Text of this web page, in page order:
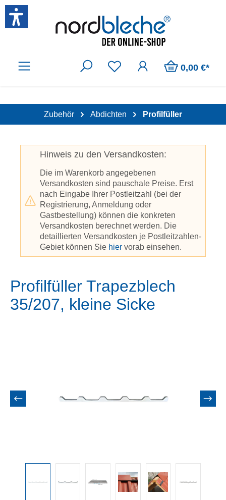
Zum Hauptinhalt springen
0,00 €*
Zubehör Abdichten Profilfüller
Hinweis zu den Versandkosten:
Die im Warenkorb angegebenen
Versandkosten sind pauschale Preise. Erst
nach Eingabe Ihrer Postleitzahl (bei der
Registrierung, Anmeldung oder
Gastbestellung) können die konkreten
Versandkosten berechnet werden. Die
detaillierten Versandkosten je Postleitzahlen-
Gebiet können Sie hier vorab einsehen.
Profilfüller Trapezblech
35/207, kleine Sicke